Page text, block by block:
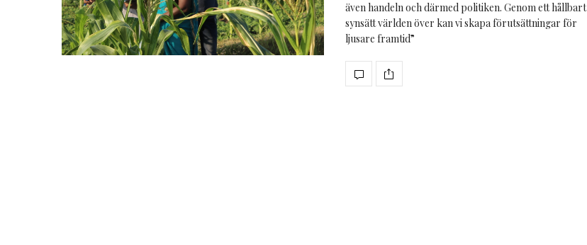
även handeln och därmed politiken. Genom ett hållbart
synsätt världen över kan vi skapa förutsättningar för
ljusare framtid”